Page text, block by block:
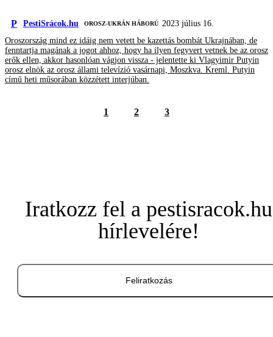
P PestiSrácok.hu ‎ OROSZ-UKRÁN HÁBORÚ 2023 július 16.
Oroszország mind ez idáig nem vetett be kazettás bombát Ukrajnában, de
fenntartja magának a jogot ahhoz, hogy ha ilyen fegyvert vetnek be az orosz
erők ellen, akkor hasonlóan vágjon vissza - jelentette ki Vlagyimir Putyin
orosz elnök az orosz állami televízió vasárnapi, Moszkva. Kreml. Putyin
című heti műsorában közzétett interjúban.
1 2 3
Iratkozz fel a pestisracok.hu
hírlevelére!
Feliratkozás